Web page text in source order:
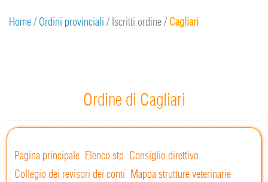
Home/ Ordini provinciali / Iscritti ordine/ Cagliari
Ordine di Cagliari
Pagina principale Elenco stp Consiglio direttivo
Collegio dei revisori dei conti Mappa strutture veterinarie